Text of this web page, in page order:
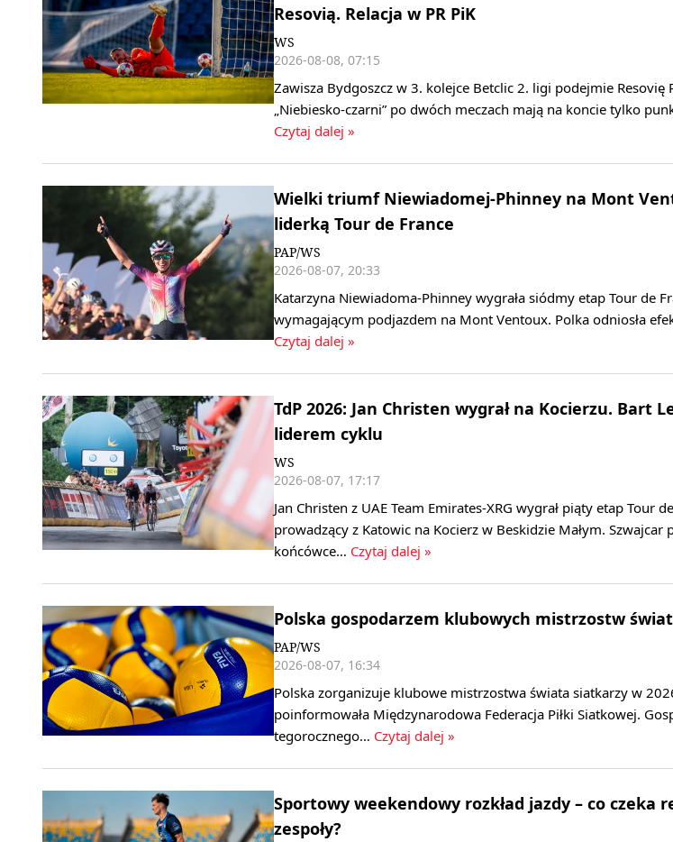
Resovią. Relacja w PR PiK
WS
2026-08-08, 07:15
Zawisza Bydgoszcz w 3. kolejce Betclic 2. ligi podejmie Resovię
„Niebiesko‑czarni” po dwóch meczach mają na koncie tylko
Czytaj dalej »
Wielki triumf Niewiadomej-Phinney na Mont
liderką Tour de France
PAP/WS
2026-08-07, 20:33
Katarzyna Niewiadoma-Phinney wygrała siódmy etap Tour de
wymagającym podjazdem na Mont Ventoux. Polka odniosła
Czytaj dalej »
TdP 2026: Jan Christen wygrał na Kocierzu. Bart
liderem cyklu
WS
2026-08-07, 17:17
Jan Christen z UAE Team Emirates-XRG wygrał piąty etap Tour
prowadzący z Katowic na Kocierz w Beskidzie Małym. Szwajcar
końcówce… Czytaj dalej »
Polska gospodarzem klubowych mistrzostw
PAP/WS
2026-08-07, 16:34
Polska zorganizuje klubowe mistrzostwa świata siatkarzy w
poinformowała Międzynarodowa Federacja Piłki Siatkowej.
tegorocznego… Czytaj dalej »
Sportowy weekendowy rozkład jazdy – co czeka
zespoły?